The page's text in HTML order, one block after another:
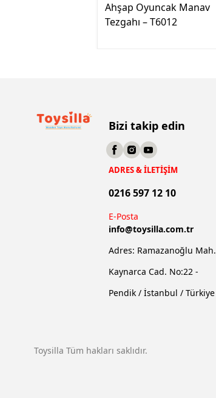
Ahşap Oyuncak Manav
Tezgahı – T6012
Bizi takip edin
ADRES & İLETİŞİM
0216 597 12 10
E-Posta
info@toysilla.com.tr
Adres: Ramazanoğlu Mah.
Kaynarca Cad. No:22 -
Pendik / İstanbul / Türkiye
Toysilla Tüm hakları saklıdır.